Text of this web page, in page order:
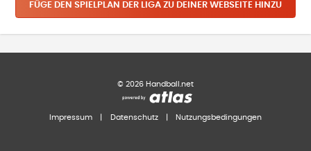
FÜGE DEN SPIELPLAN DER LIGA ZU DEINER WEBSEITE HINZU
© 2026 Handball.net
Impressum Datenschutz Nutzungsbedingungen